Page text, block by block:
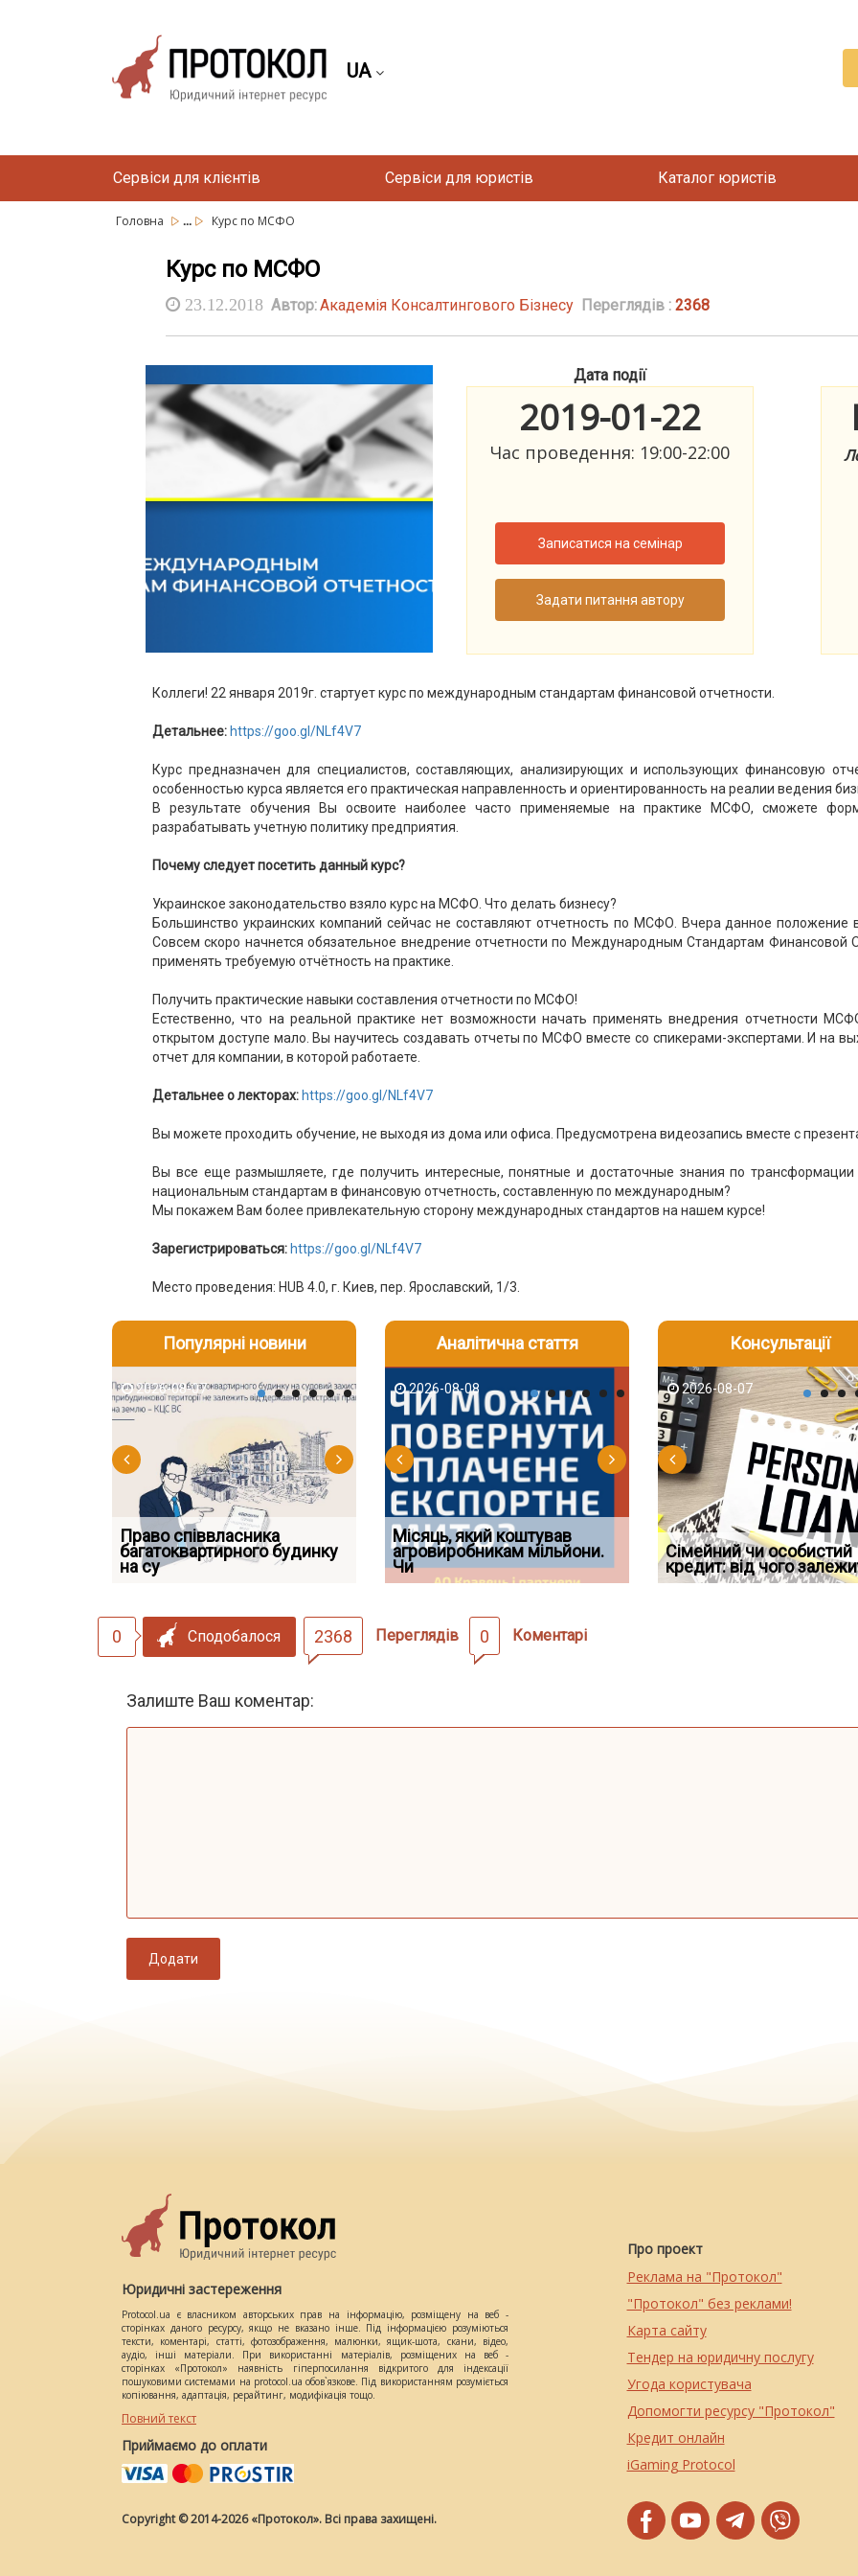
UA
Сервіси для клієнтів Сервіси для юристів Каталог юристів
Головна ... Курс по МСФО
Курс по МСФО
23.12.2018 Автор:Академія Консалтингового Бізнесу Переглядів : 2368
Дата події
2019-01-22
Час проведення: 19:00-22:00
Записатися на семінар
Задати питання автору
Коллеги! 22 января 2019г. стартует курс по международным стандартам финансовой отчетности.
Детальнее: https://goo.gl/NLf4V7
Курс предназначен для специалистов, составляющих, анализирующих и использующих финансовую
особенностью курса является его практическая направленность и ориентированность на реалии ведения
В результате обучения Вы освоите наиболее часто применяемые на практике МСФО, сможете
разрабатывать учетную политику предприятия.
Почему следует посетить данный курс?
Украинское законодательство взяло курс на МСФО. Что делать бизнесу?
Большинство украинских компаний сейчас не составляют отчетность по МСФО. Вчера данное
Совсем скоро начнется обязательное внедрение отчетности по Международным Стандартам
применять требуемую отчётность на практике.
Получить практические навыки составления отчетности по МСФО!
Естественно, что на реальной практике нет возможности начать применять внедрения отчетности
открытом доступе мало. Вы научитесь создавать отчеты по МСФО вместе со спикерами-экспертами. И на
отчет для компании, в которой работаете.
Детальнее о лекторах: https://goo.gl/NLf4V7
Вы можете проходить обучение, не выходя из дома или офиса. Предусмотрена видеозапись вместе с
Вы все еще размышляете, где получить интересные, понятные и достаточные знания по трансформации
национальным стандартам в финансовую отчетность, составленную по международным?
Мы покажем Вам более привлекательную сторону международных стандартов на нашем курсе!
Зарегистрироваться: https://goo.gl/NLf4V7
Место проведения: HUB 4.0, г. Киев, пер. Ярославский, 1/3.
Популярні новини
2026-08-07
Право співвласника
багатоквартирного будинку
на су
2026-08-06
Якщо суд встановив для
відшкодування шкоди
наявніс
2026-08-06
Документи, на яких не
проставляється апостиль:
пер
Аналітична стаття
2026-08-03
ФУНДАМЕНТАЛЬНА
ПРОБЛЕМА «СУДОВОЇ
ПРАКТИКИ», АБО ПР
2026-08-08
Місяць, який коштував
агровиробникам мільйони.
Чи
2026-08-07
Огляд практики ВС від
Ростислава Кравця, що
опублі
Консультації
2026-08-05
Чи потрібна ФОП печатка у
2026 році: правила засто
2026-08-07
Сімейний чи особистий
кредит: від чого
2026-07-30
Восьмий ААС
підтвердив, що
скас
0 Сподобалося 2368 Переглядів 0 Коментарі
Залиште Ваш коментар:
Додати
Юридичні застереження
Protocol.ua є власником авторських прав на інформацію, розміщену на веб -
сторінках даного ресурсу, якщо не вказано інше. Під інформацією розуміються
тексти, коментарі, статті, фотозображення, малюнки, ящик-шота, скани, відео,
аудіо, інші матеріали. При використанні матеріалів, розміщених на веб -
сторінках «Протокол» наявність гіперпосилання відкритого для індексації
пошуковими системами на protocol.ua обов`язкове. Під використанням розуміється
копіювання, адаптація, рерайтинг, модифікація тощо.
Повний текст
Приймаємо до оплати
Copyright © 2014-2026 «Протокол». Всі права захищені.
Про проект
Реклама на "Протокол"
"Протокол" без реклами!
Карта сайту
Тендер на юридичну послугу
Угода користувача
Допомогти ресурсу "Протокол"
Кредит онлайн
iGaming Protocol